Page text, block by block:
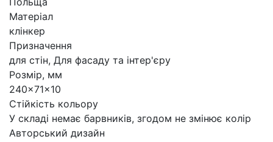
Матеріал
клінкер
Призначення
для стін, Для фасаду та інтер'єру
Розмір, мм
240x71x10
Стійкість кольору
У складі немає барвників, згодом не змінює колір
Авторський дизайн